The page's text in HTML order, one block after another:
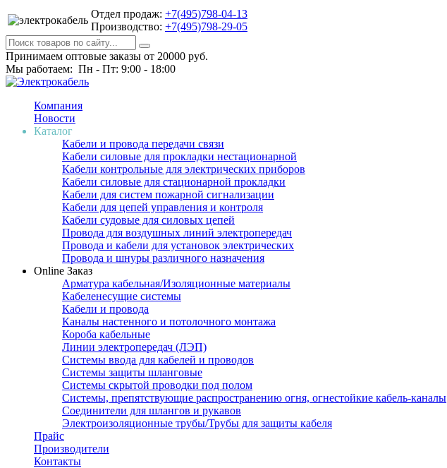
Отдел продаж: +7(495)798-04-13
Производство: +7(495)798-29-05
Принимаем оптовые заказы от 20000 руб.
Мы работаем: Пн - Пт: 9:00 - 18:00
Компания
Новости
Каталог
Кабели и провода передачи связи
Кабели силовые для прокладки нестационарной
Кабели контрольные для электрических приборов
Кабели силовые для стационарной прокладки
Кабели для систем пожарной сигнализации
Кабели для цепей управления и контроля
Кабели судовые для силовых цепей
Провода для воздушных линий электропередач
Провода и кабели для установок электрических
Провода и шнуры различного назначения
Online Заказ
Арматура кабельная/Изоляционные материалы
Кабеленесущие системы
Кабели и провода
Каналы настенного и потолочного монтажа
Короба кабельные
Линии электропередач (ЛЭП)
Системы ввода для кабелей и проводов
Системы защиты шланговые
Системы скрытой проводки под полом
Системы, препятствующие распространению огня, огнестойкие кабель-каналы
Соединители для шлангов и рукавов
Электроизоляционные трубы/Трубы для защиты кабеля
Прайс
Производители
Контакты